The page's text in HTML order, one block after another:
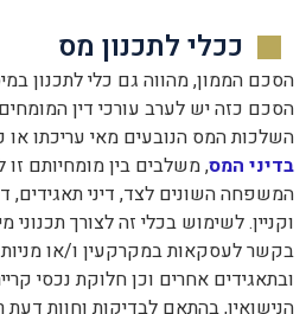
ככלי לתכנון מס
הסכם הממון, מהווה גם כלי לתכנון
הסכם כזה יש לערב עורכי דין
השלכות המס הנובעים מאי עריכתו או
בדיני המס, משלבים בין מומחיותם זו
המשפחה השונים לצד, דיני תאגידים,
וקניין. לשימוש בכלי זה לצורך
בקשר לעסקאות במקרקעין ו/או מניות
ובתאגידים אחרים וכן חלוקת נכסי
הנישואין, בהתאם לבדיקות וחוות דעת